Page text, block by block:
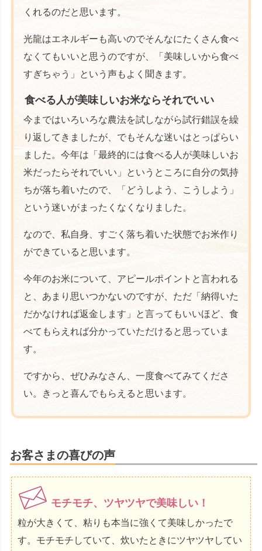
くれるのだと思います。
光龍はエネルギーも高いのでそんなにたくさん食べ
なくてもいいと思うのですが、「美味しいから食べ
すぎちゃう」という声もよく聞きます。
食べる人が美味しいお米ならそれでいい
今まではいろいろな農法を試しながら試行錯誤を繰
り返してきましたが、でもそんな迷いはとっぱらい
ました。今年は「最終的には食べる人が美味しいお
米だったらそれでいい」というところに自分の気持
ちが落ち着いたので、「どうしよう、こうしよう」
という迷いがまったくなくなりました。
なので、私自身、すごく落ち着いた状態でお米作り
ができていると思います。
今年のお米について、アピールポイントと言われる
と、あまり思いつかないのですが、ただ「納得いた
だかなければ返金します」と言ってもいいほど、食
べてもらえれば分かっていただけると思っていま
す。
ですから、ぜひみなさん、一度食べてみてくださ
い。きっと喜んでもらえると思います。
お客さまの喜びの声
モチモチ、ツヤツヤで美味しい！
粒が大きくて、粘りも本当に強くて美味しかったで
す。モチモチしていて、炊いたときにツヤツヤしてい